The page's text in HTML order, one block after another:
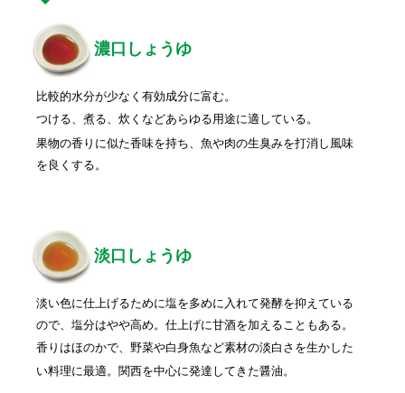
濃口しょうゆ
比較的水分が少なく有効成分に富む。
つける、煮る、炊くなどあらゆる用途に適している。
果物の香りに似た香味を持ち、魚や肉の生臭みを打消し風味
を良くする。
淡口しょうゆ
淡い色に仕上げるために塩を多めに入れて発酵を抑えている
ので、塩分はやや高め。仕上げに甘酒を加えることもある。
香りはほのかで、野菜や白身魚など素材の淡白さを生かした
い料理に最適。関西を中心に発達してきた醤油。